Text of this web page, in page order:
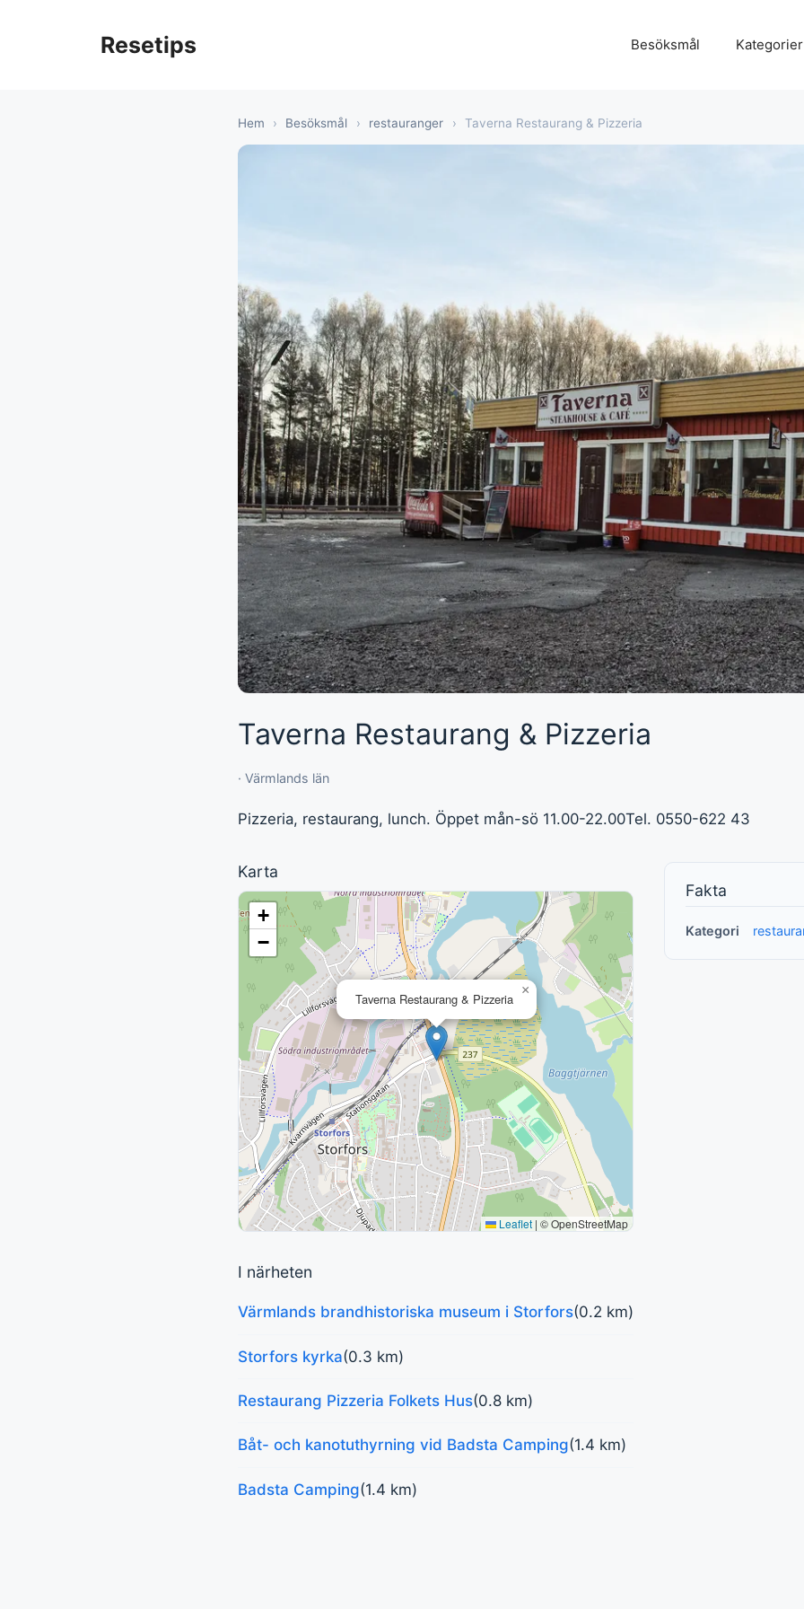
Resetips Besöksmål Kategorier
Hem › Besöksmål › restauranger › Taverna Restaurang & Pizzeria
Taverna Restaurang & Pizzeria
· Värmlands län
Pizzeria, restaurang, lunch. Öppet mån-sö 11.00-22.00Tel. 0550-622 43
Karta
Taverna Restaurang & Pizzeria
×
+
−
Leaflet | © OpenStreetMap
I närheten
Värmlands brandhistoriska museum i Storfors(0.2 km)
Storfors kyrka(0.3 km)
Restaurang Pizzeria Folkets Hus(0.8 km)
Båt- och kanotuthyrning vid Badsta Camping(1.4 km)
Badsta Camping(1.4 km)
Fakta
Kategori